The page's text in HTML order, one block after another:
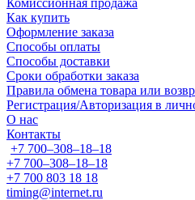
Комиссионная продажа
Как купить
Оформление заказа
Способы оплаты
Способы доставки
Сроки обработки заказа
Правила обмена товара или
Регистрация/Авторизация в
О нас
Контакты
+7 700‒308‒18‒18
+7 700‒308‒18‒18
+7 700 803 18 18
timing@internet.ru